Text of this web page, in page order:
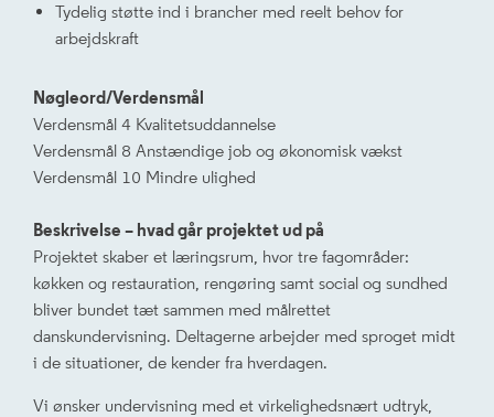
Tydelig støtte ind i brancher med reelt behov for
arbejdskraft
Nøgleord/Verdensmål
Verdensmål 4 Kvalitetsuddannelse
Verdensmål 8 Anstændige job og økonomisk vækst
Verdensmål 10 Mindre ulighed
Beskrivelse – hvad går projektet ud på
Projektet skaber et læringsrum, hvor tre fagområder:
køkken og restauration, rengøring samt social og sundhed
bliver bundet tæt sammen med målrettet
danskundervisning. Deltagerne arbejder med sproget midt
i de situationer, de kender fra hverdagen.
Vi ønsker undervisning med et virkelighedsnært udtryk,